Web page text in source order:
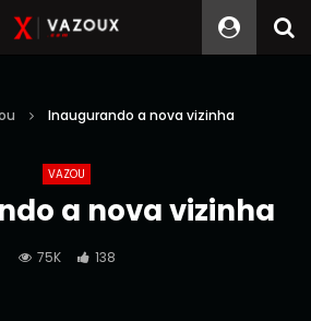
Inaugurando a nova vizinha
VAZOU
a nova vizinha
75K 138